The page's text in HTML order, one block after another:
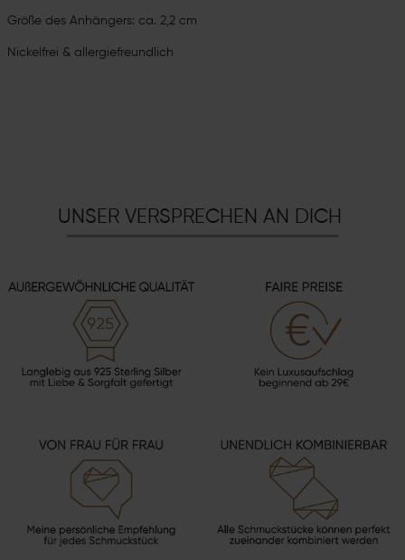
Größe des Anhängers: ca. 2,2 cm
Nickelfrei & allergiefreundlich
UNSER VERSPRECHEN AN DICH